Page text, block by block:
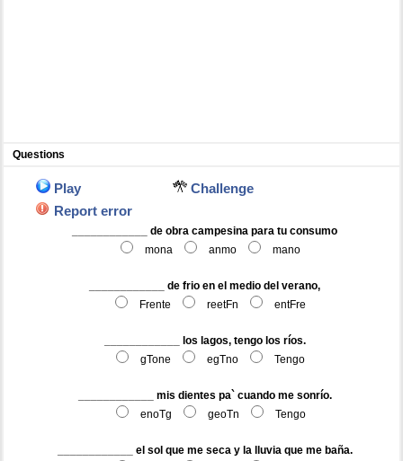
Questions
Play
Challenge
Report error
____________ de obra campesina para tu consumo
mona
anmo mano
____________ de frio en el medio del verano,
Frente
reetFn entFre
____________ los lagos, tengo los ríos.
gTone
egTno Tengo
____________ mis dientes pa` cuando me sonrío.
enoTg
geoTn Tengo
____________ el sol que me seca y la lluvia que me baña.